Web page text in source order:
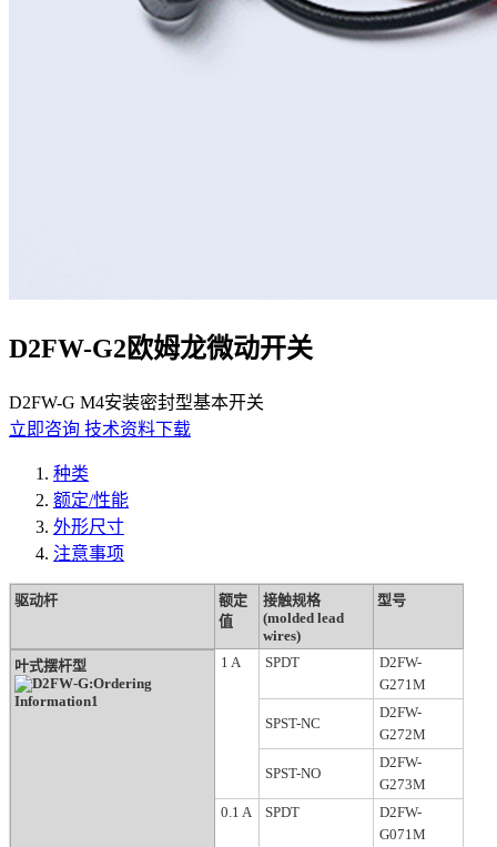
D2FW-G2欧姆龙微动开关
D2FW-G M4安装密封型基本开关
立即咨询 技术资料下载
种类
额定/性能
外形尺寸
注意事项
驱动杆
额定
值
接触规格
(molded lead
wires)
型号
叶式摆杆型 1 A SPDT
D2FW-
G271M
SPST-NC
D2FW-
G272M
SPST-NO
D2FW-
G273M
0.1 A
SPDT
D2FW-
G071M